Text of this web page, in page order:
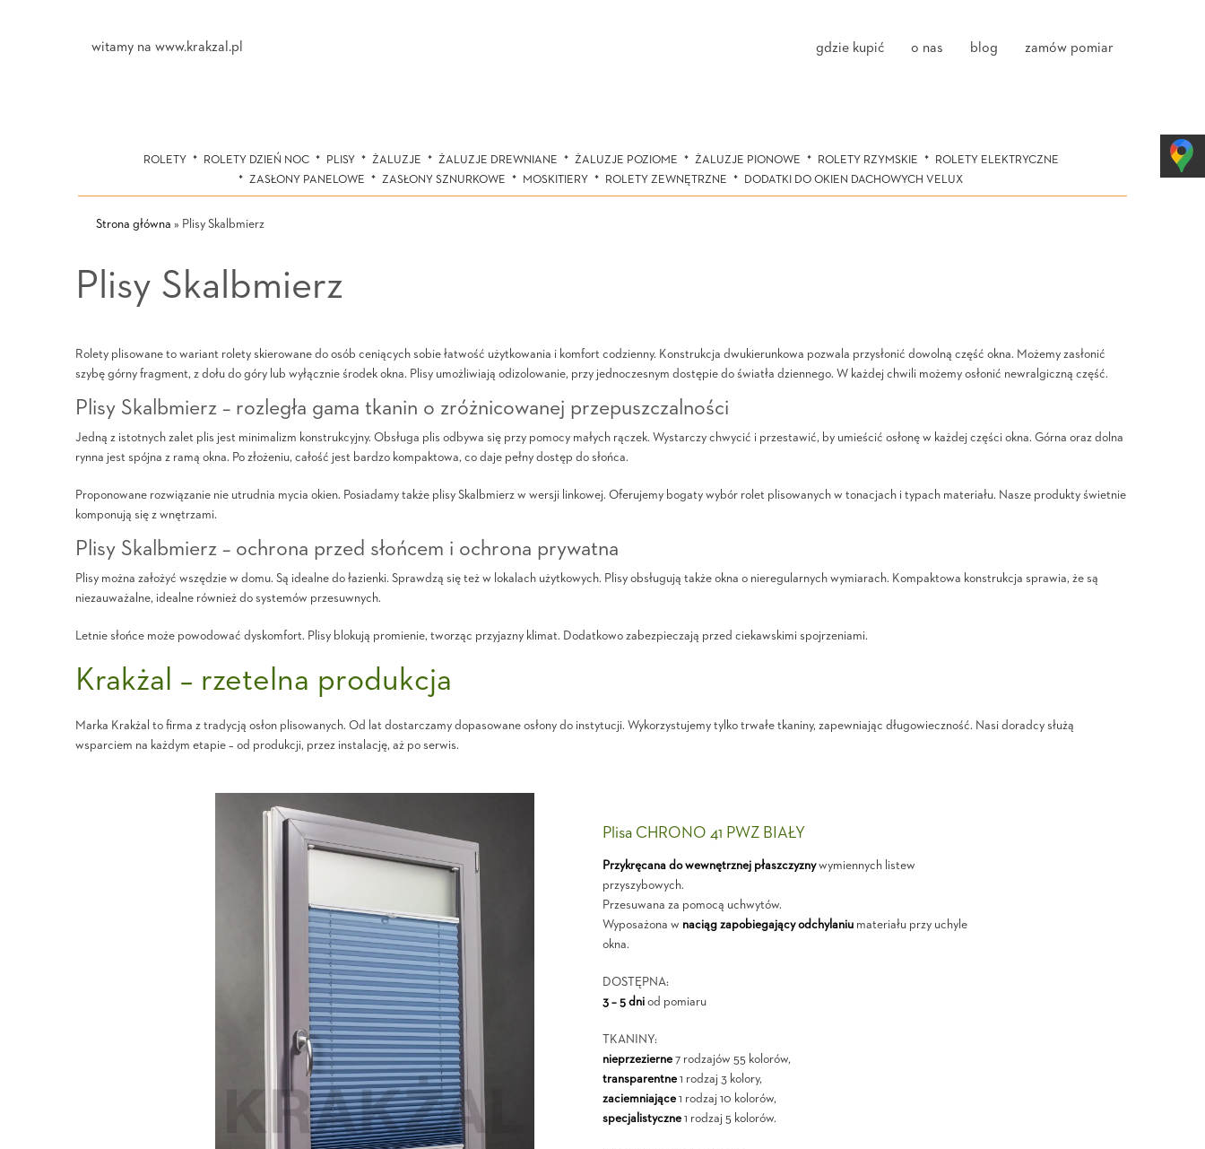
witamy na www.krakzal.pl gdzie kupić o nas blog zamów pomiar
ROLETY ROLETY DZIEŃ NOC PLISY ŻALUZJE ŻALUZJE DREWNIANE ŻALUZJE POZIOME ŻALUZJE PIONOWE ROLETY RZYMSKIE
ROLETY ELEKTRYCZNE
ZASŁONY PANELOWE
ZASŁONY SZNURKOWE MOSKITIERY ROLETY ZEWNĘTRZNE DODATKI DO OKIEN DACHOWYCH VELUX
Strona główna » Plisy Skalbmierz
Plisy Skalbmierz
Rolety plisowane to wariant rolety skierowane do osób ceniących sobie łatwość użytkowania i komfort codzienny. Konstrukcja dwukierunkowa pozwala przysłonić dowolną część okna. Możemy zasłonić
szybę górny fragment, z dołu do góry lub wyłącznie środek okna. Plisy umożliwiają odizolowanie, przy jednoczesnym dostępie do światła dziennego. W każdej chwili możemy osłonić newralgiczną część.
Plisy Skalbmierz – rozległa gama tkanin o zróżnicowanej przepuszczalności
Jedną z istotnych zalet plis jest minimalizm konstrukcyjny. Obsługa plis odbywa się przy pomocy małych rączek. Wystarczy chwycić i przestawić, by umieścić osłonę w każdej części okna. Górna oraz dolna
rynna jest spójna z ramą okna. Po złożeniu, całość jest bardzo kompaktowa, co daje pełny dostęp do słońca.
Proponowane rozwiązanie nie utrudnia mycia okien. Posiadamy także plisy Skalbmierz w wersji linkowej. Oferujemy bogaty wybór rolet plisowanych w tonacjach i typach materiału. Nasze produkty świetnie
komponują się z wnętrzami.
Plisy Skalbmierz – ochrona przed słońcem i ochrona prywatna
Plisy można założyć wszędzie w domu. Są idealne do łazienki. Sprawdzą się też w lokalach użytkowych. Plisy obsługują także okna o nieregularnych wymiarach. Kompaktowa konstrukcja sprawia, że są
niezauważalne, idealne również do systemów przesuwnych.
Letnie słońce może powodować dyskomfort. Plisy blokują promienie, tworząc przyjazny klimat. Dodatkowo zabezpieczają przed ciekawskimi spojrzeniami.
Krakżal – rzetelna produkcja
Marka Krakżal to firma z tradycją osłon plisowanych. Od lat dostarczamy dopasowane osłony do instytucji. Wykorzystujemy tylko trwałe tkaniny, zapewniając długowieczność. Nasi doradcy służą
wsparciem na każdym etapie – od produkcji, przez instalację, aż po serwis.
Plisa CHRONO 41 PWZ BIAŁY
Przykręcana do wewnętrznej płaszczyznywymiennych listew
przyszybowych.
Przesuwana za pomocą uchwytów.
Wyposażona w naciąg zapobiegający odchylaniumateriału przy uchyle
okna.
DOSTĘPNA:
3 – 5 dniod pomiaru
TKANINY:
nieprzezierne7 rodzajów 55 kolorów,
transparentne1 rodzaj 3 kolory,
zaciemniające1 rodzaj 10 kolorów,
specjalistyczne1 rodzaj 5 kolorów.